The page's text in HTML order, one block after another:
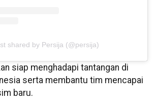
shared by Persija (@persija)
siap menghadapi tantangan di
serta membantu tim mencapai
baru.